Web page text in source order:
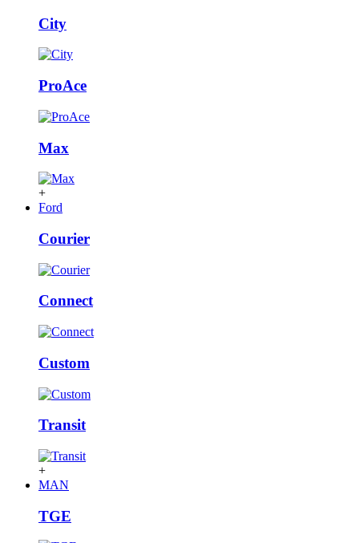
City
ProAce
Max
+
Ford
Courier
Connect
Custom
Transit
+
MAN
TGE